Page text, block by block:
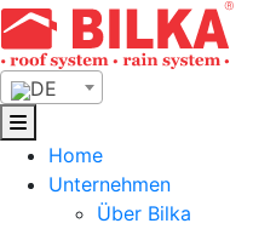
Skip
to
content
DE
Home
Unternehmen
Über Bilka